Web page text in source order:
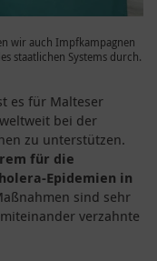
wir auch Impfkampagnen
staatlichen Systems durch.
es für Malteser
bei der
zu unterstützen.
für die
Epidemien in
sind sehr
verzahnte